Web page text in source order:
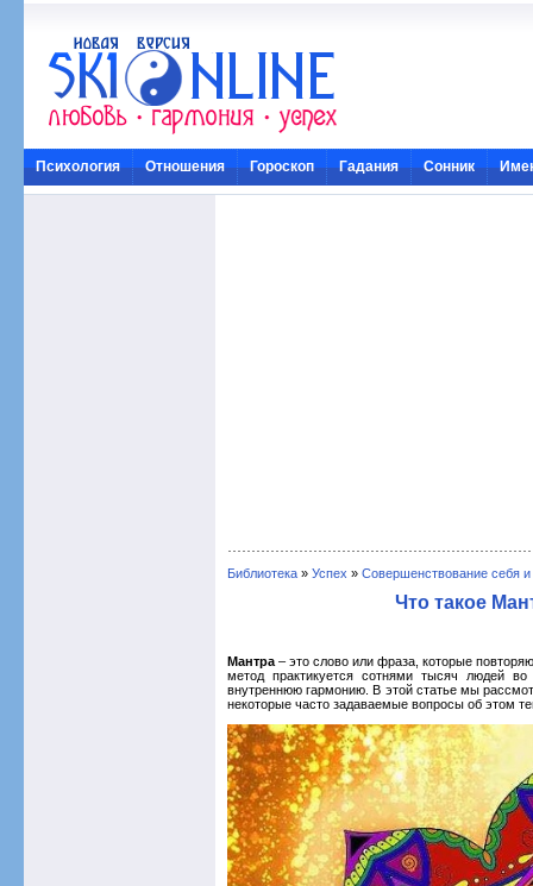
Психология Отношения Гороскоп Гадания Сонник
Библиотека » Успех » Совершенствование себя
Что такое
Мантра – это слово или фраза, которые
метод практикуется сотнями тысяч людей
внутреннюю гармонию. В этой статье мы
некоторые часто задаваемые вопросы об этом